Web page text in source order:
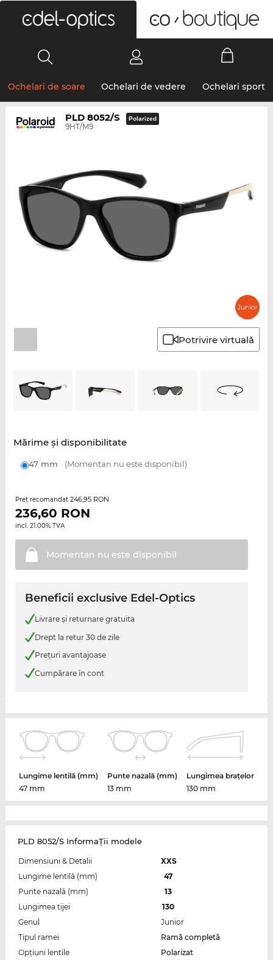
Ochelari de soare Ochelari de vedere Ochelari sport
PLD 8052/S
9HT/M9
Polarized
Potrivire virtuală
Mărime şi disponibilitate
47 mm (Momentan nu este disponibil)
Preţ recomandat 246,95 RON
236,60 RON
incl. 21.00% TVA
Momentan nu este disponibil
Beneficii exclusive Edel-Optics
Livrare şi returnare gratuita
Drept la retur 30 de zile
Preţuri avantajoase
Cumpărare în cont
Lungime lentilă (mm)
47 mm
Punte nazală (mm)
13 mm
Lungimea brațelor
130 mm
PLD 8052/S InformaŢii modele
Dimensiuni & Detalii
XXS
Lungime lentilă (mm)
47
Punte nazală (mm)
13
Lungimea tijei
130
Genul
Junior
Tipul ramei
Ramă completă
Opțiuni lentile
Polarizat